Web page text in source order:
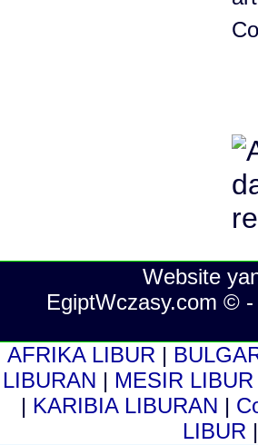
Website
EgiptWczasy.com © -
AFRIKA LIBUR |
LIBURAN | MESIR LIBUR
| KARIBIA LIBURAN |
LIBUR |